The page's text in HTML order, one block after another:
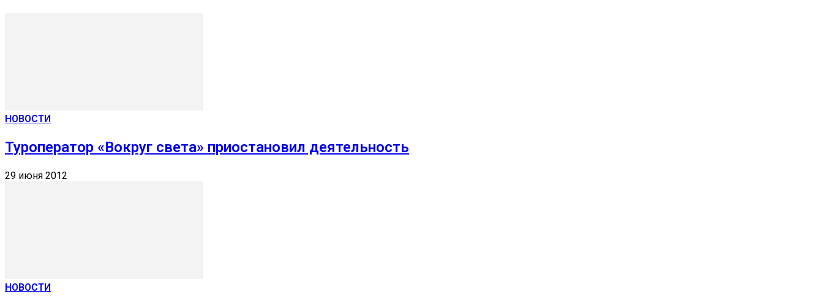
НОВОСТИ
Туроператор «Вокруг света» приостановил деятельность
29 июня 2012
НОВОСТИ